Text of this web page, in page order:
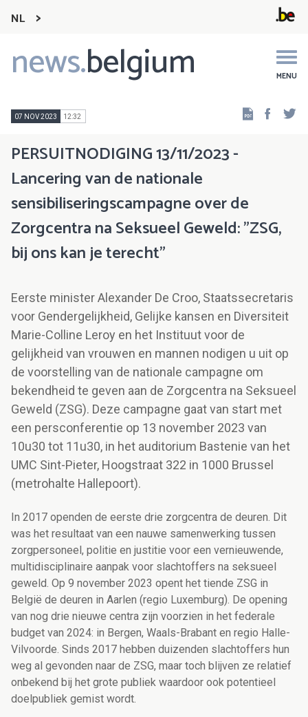
NL
news.belgium MENU
Main
navigation
07 NOV 2023 12:32
PERSUITNODIGING 13/11/2023 -
Lancering van de nationale
sensibiliseringscampagne over de
Zorgcentra na Seksueel Geweld: "ZSG,
bij ons kan je terecht"
Eerste minister Alexander De Croo, Staatssecretaris
voor Gendergelijkheid, Gelijke kansen en Diversiteit
Marie-Colline Leroy en het Instituut voor de
gelijkheid van vrouwen en mannen nodigen u uit op
de voorstelling van de nationale campagne om
bekendheid te geven aan de Zorgcentra na Seksueel
Geweld (ZSG). Deze campagne gaat van start met
een persconferentie op 13 november 2023 van
10u30 tot 11u30, in het auditorium Bastenie van het
UMC Sint-Pieter, Hoogstraat 322 in 1000 Brussel
(metrohalte Hallepoort).
In 2017 openden de eerste drie zorgcentra de deuren. Dit
was het resultaat van een nauwe samenwerking tussen
zorgpersoneel, politie en justitie voor een vernieuwende,
multidisciplinaire aanpak voor slachtoffers na seksueel
geweld. Op 9 november 2023 opent het tiende ZSG in
België de deuren in Aarlen (regio Luxemburg). De opening
van nog drie nieuwe centra zijn voorzien in het federale
budget van 2024: in Bergen, Waals-Brabant en regio Halle-
Vilvoorde. Sinds 2017 hebben duizenden slachtoffers hun
weg al gevonden naar de ZSG, maar toch blijven ze relatief
onbekend bij het grote publiek waardoor ook potentieel
doelpubliek gemist wordt.